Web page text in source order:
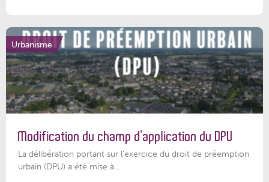
Urbanisme
Modification du champ d’application du DPU
La délibération portant sur l’exercice du droit de préemption
urbain (DPU) a été mise à...